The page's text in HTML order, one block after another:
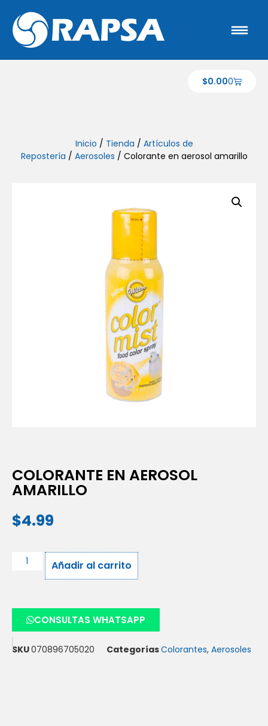
$0.000
Inicio / Tienda / Artículos de
Repostería / Aerosoles / Colorante en aerosol amarillo
COLORANTE EN AEROSOL
AMARILLO
$4.99
Añadir al carrito
CONSULTAS WHATSAPP
SKU070896705020 CategoríasColorantes, Aerosoles